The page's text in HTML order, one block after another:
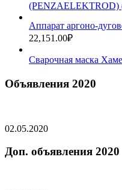
Аппарат аргоно-
22,151.00₽
Сварочная маска
Объявления 2020
02.05.2020
Доп. объявления 2020